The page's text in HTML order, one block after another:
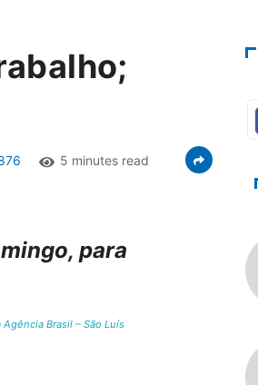
5 minutes read
para
Brasil – São Luís